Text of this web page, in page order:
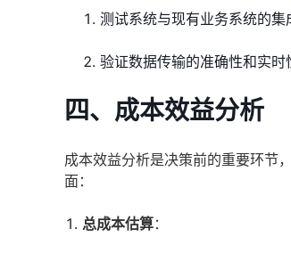
测试系统与现有业务系统的集
验证数据传输的准确性和实时
四、成本效益分析
成本效益分析是决策前的重要环节
面：
总成本估算：